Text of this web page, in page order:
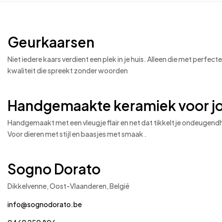
Geurkaarsen
Niet iedere kaars verdient een plek in je huis. Alleen die met
kwaliteit die spreekt zonder woorden
Handgemaakte keramiek voor
Handgemaakt met een vleugje flair en net dat tikkeltje
Voor dieren met stijl en baasjes met smaak .
Sogno Dorato
Dikkelvenne, Oost-Vlaanderen, België
info@sognodorato.be